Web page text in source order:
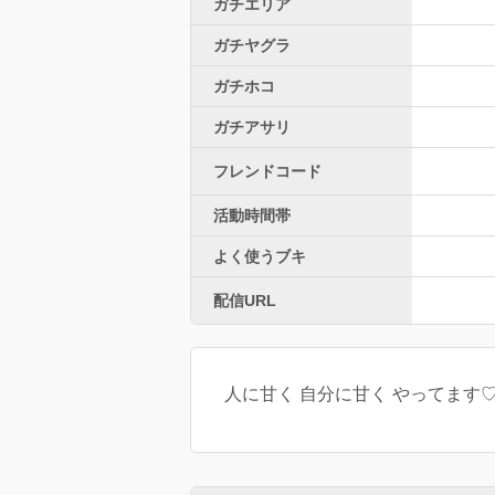
ガチエリア
ガチヤグラ
ガチホコ
ガチアサリ
フレンドコード
活動時間帯
よく使うブキ
配信URL
人に甘く 自分に甘く やってます